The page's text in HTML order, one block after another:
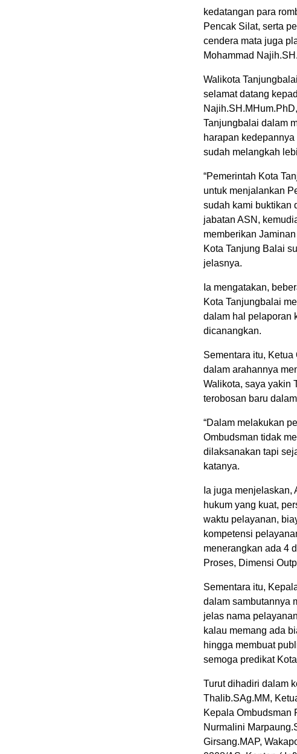
kedatangan para
Pencak Silat, serta
cendera mata juga
Mohammad
Walikota
selamat datang
Tanjungbalai dalam
harapan
sudah melangkah
“Pemerintah Kota
untuk menjalankan
sudah kami buktikan
jabatan ASN,
memberikan
Kota Tanjung Balai
jelasnya.
Ia mengatakan,
Kota Tanjungbalai
dalam hal pelaporan
dicanangkan.
Sementara itu,
dalam arahannya
Walikota, saya yakin
terobosan baru
“Dalam melakukan
Ombudsman tidak
dilaksanakan tapi
katanya.
Ia juga
hukum yang kuat,
waktu pelayanan,
kompetensi
menerangkan ada 4
Proses, Dimensi
Sementara itu,
dalam sambutannya
jelas nama
kalau memang ada
hingga membuat
semoga predikat
Turut dihadiri dalam
Thalib.SAg.MM,
Kepala Ombudsman
Nurmalini
Girsang.MAP,